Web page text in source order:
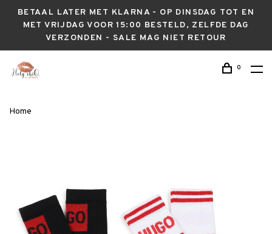
BETAAL LATER MET KLARNA - OP DINSDAG TOT EN
MET VRIJDAG VOOR 15:00 BESTELD, ZELFDE DAG
VERZONDEN - SALE MAG NIET RETOUR
0
Home